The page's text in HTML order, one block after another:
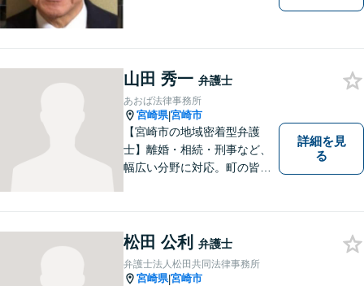
山田 秀一 弁護士
あおば法律事務所
宮崎県|宮崎市
【宮崎市の地域密着型弁護
士】離婚・相続・刑事など、
幅広い分野に対応。町の皆様
ださい。きっと道が開けま
す。
詳細を見
る
松田 公利 弁護士
弁護士法人松田共同法律事務所
宮崎県|宮崎市